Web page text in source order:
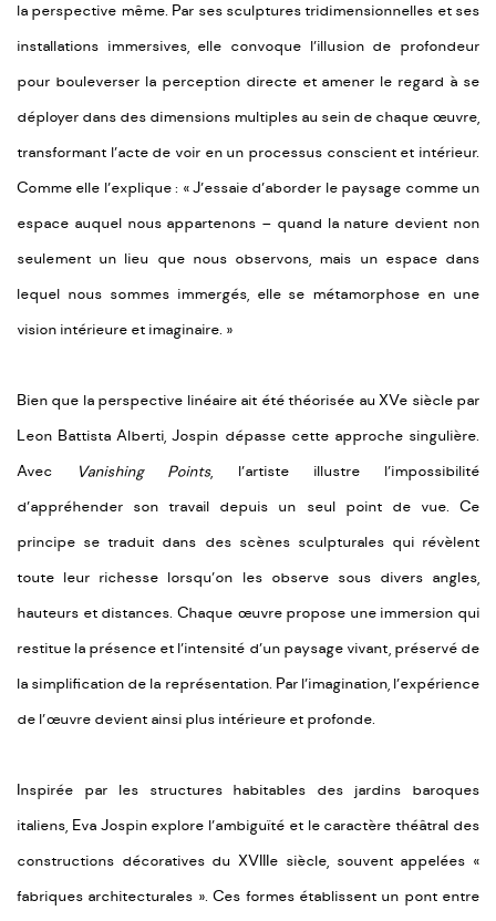
la perspective même. Par ses sculptures tridimensionnelles et ses
installations immersives, elle convoque l’illusion de profondeur
pour bouleverser la perception directe et amener le regard à se
déployer dans des dimensions multiples au sein de chaque œuvre,
transformant l’acte de voir en un processus conscient et intérieur.
Comme elle l’explique : « J’essaie d’aborder le paysage comme un
espace auquel nous appartenons – quand la nature devient non
seulement un lieu que nous observons, mais un espace dans
lequel nous sommes immergés, elle se métamorphose en une
vision intérieure et imaginaire. »
Bien que la perspective linéaire ait été théorisée au XVe siècle par
Leon Battista Alberti, Jospin dépasse cette approche singulière.
Avec
VanishingPoints, l’artiste illustre l’impossibilité
d’appréhender son travail depuis un seul point de vue. Ce
principe se traduit dans des scènes sculpturales qui révèlent
toute leur richesse lorsqu’on les observe sous divers angles,
hauteurs et distances. Chaque œuvre propose une immersion qui
restitue la présence et l’intensité d’un paysage vivant, préservé de
la simplification de la représentation. Par l’imagination, l’expérience
de l’œuvre devient ainsi plus intérieure et profonde.
Inspirée par les structures habitables des jardins baroques
italiens, Eva Jospin explore l’ambiguïté et le caractère théâtral des
constructions décoratives du XVIIIe siècle, souvent appelées «
fabriques architecturales ». Ces formes établissent un pont entre